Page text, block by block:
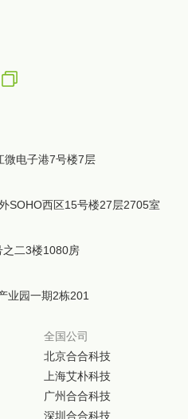
微电子港7号楼7层
SOHO西区15号楼27层2705室
之二3楼1080房
业园一期2栋201
全国公司
北京合合科技
上海艾朴科技
广州合合科技
深圳合合科技